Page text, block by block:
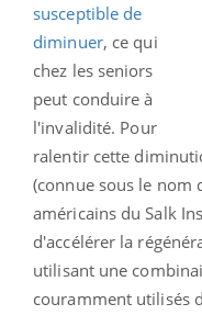
susceptible de
diminuer, ce qui
chez les seniors
peut conduire à
l'invalidité. Pour
ralentir cette
(connue sous le nom
américains du Salk
d'accélérer la
utilisant une
couramment utilisés